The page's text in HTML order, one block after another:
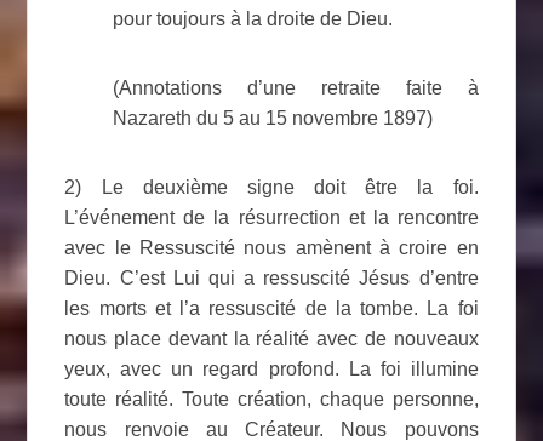
pour toujours à la droite de Dieu.
(Annotations d’une retraite faite à
Nazareth du 5 au 15 novembre 1897)
2) Le deuxième signe doit être la foi.
L’événement de la résurrection et la rencontre
avec le Ressuscité nous amènent à croire en
Dieu. C’est Lui qui a ressuscité Jésus d’entre
les morts et l’a ressuscité de la tombe. La foi
nous place devant la réalité avec de nouveaux
yeux, avec un regard profond. La foi illumine
toute réalité. Toute création, chaque personne,
nous renvoie au Créateur. Nous pouvons